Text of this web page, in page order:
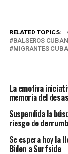
RELATED TOPICS:
BALSEROS
MIGRANTES
La emotiva
memoria del
Suspendida la
riesgo de
Se espera hoy la
Biden a Surfside